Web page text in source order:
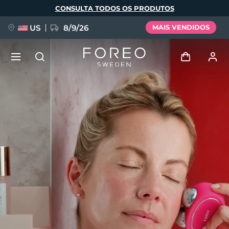
principal
CONSULTA TODOS OS PRODUTOS
US 8/9/26 MAIS VENDIDOS
Perfil de usuário
Meus aparelhos
Meus pedidos
Meus endereços
As minhas subscrições
FAQ™ Pure Beauty-Tech Elixir
BREAKING NEWS
issa™ Teeth Whitening Set
Deutsch
Español
Italiano
Português
Svenska
Русский
简体中文 繁體中文